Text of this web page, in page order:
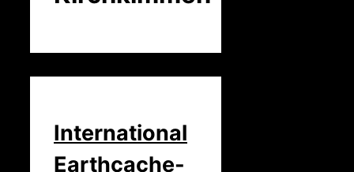
International
Earthcache-